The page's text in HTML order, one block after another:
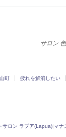
サロン
町 疲れを解消したい
サロン ラプア(Lapua)|マナ